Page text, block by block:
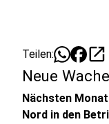
Teilen: open_in_new
Neue
Nächsten
Nord in den